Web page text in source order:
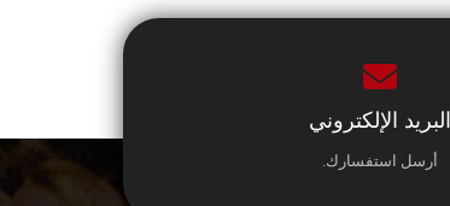
البريد الإلكتروني
أرسل استفسارك.